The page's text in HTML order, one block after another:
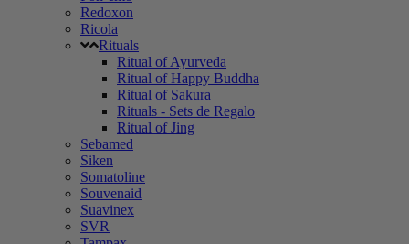
Redoxon
Ricola
Rituals
Ritual of Ayurveda
Ritual of Happy Buddha
Ritual of Sakura
Rituals - Sets de Regalo
Ritual of Jing
Sebamed
Siken
Somatoline
Souvenaid
Suavinex
SVR